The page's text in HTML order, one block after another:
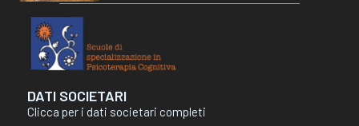
DATI SOCIETARI
Clicca per i dati societari completi